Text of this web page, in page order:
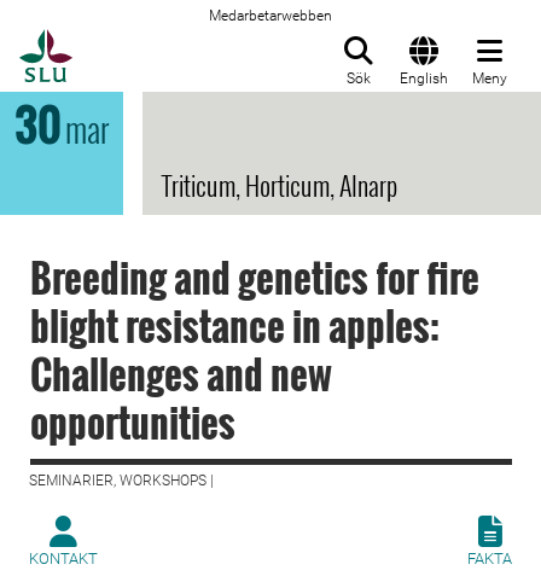
Medarbetarwebben
Sök English Meny
30mar
Triticum, Horticum, Alnarp
Breeding and genetics for fire
blight resistance in apples:
Challenges and new
opportunities
SEMINARIER, WORKSHOPS |
KONTAKT FAKTA